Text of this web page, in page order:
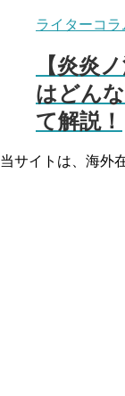
ライターコラ
【炎炎
はどん
て解説！
当サイトは、海外